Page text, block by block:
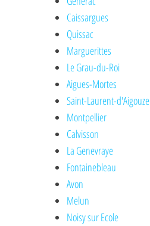
Caissargues
Quissac
Marguerittes
Le Grau-du-Roi
Aigues-Mortes
Saint-Laurent-d'Aigouze
Montpellier
Calvisson
La Genevraye
Fontainebleau
Avon
Melun
Noisy sur Ecole